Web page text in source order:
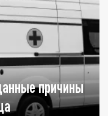
причины